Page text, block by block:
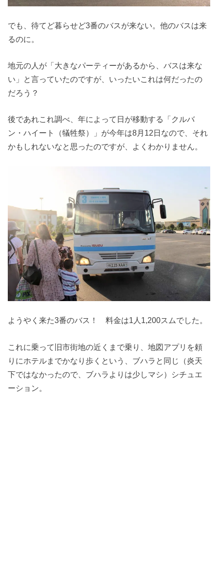
でも、待てど暮らせど3番のバスが来ない。他のバスは来
るのに。
地元の人が「大きなパーティーがあるから、バスは来な
い」と言っていたのですが、いったいこれは何だったの
だろう？
後であれこれ調べ、年によって日が移動する「クルバ
ン・ハイート（犠牲祭）」が今年は8月12日なので、それ
かもしれないなと思ったのですが、よくわかりません。
ようやく来た3番のバス！ 料金は1人1,200スムでした。
これに乗って旧市街地の近くまで乗り、地図アプリを頼
りにホテルまでかなり歩くという、ブハラと同じ（炎天
下ではなかったので、ブハラよりは少しマシ）シチュエ
ーション。